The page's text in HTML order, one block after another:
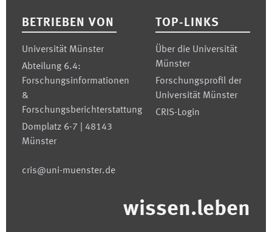
BETRIEBEN VON
Universität Münster
Abteilung 6.4:
Forschungsinformationen
&
Forschungsberichterstattung
Domplatz 6-7 | 48143
Münster
cris@uni-muenster.de
TOP-LINKS
Über die Universität
Münster
Forschungsprofil der
Universität Münster
CRIS-Login
wissen.leben